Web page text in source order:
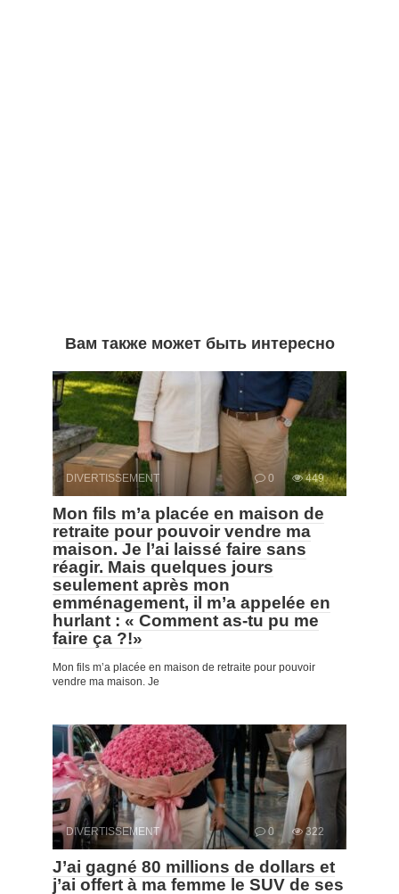
Вам также может быть интересно
DIVERTISSEMENT 0 449
Mon fils m’a placée en maison de
retraite pour pouvoir vendre ma
maison. Je l’ai laissé faire sans
réagir. Mais quelques jours
seulement après mon
emménagement, il m’a appelée en
hurlant : « Comment as-tu pu me
faire ça ?!»
Mon fils m’a placée en maison de retraite pour pouvoir
vendre ma maison. Je
DIVERTISSEMENT 0 322
J’ai gagné 80 millions de dollars et
j’ai offert à ma femme le SUV de ses